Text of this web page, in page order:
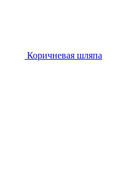
Коричневая шляпа